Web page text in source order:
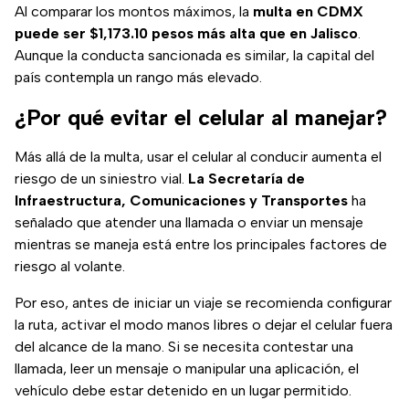
Al comparar los montos máximos, la multa en CDMX
puede ser $1,173.10 pesos más alta que en Jalisco.
Aunque la conducta sancionada es similar, la capital del
país contempla un rango más elevado.
¿Por qué evitar el celular al manejar?
Más allá de la multa, usar el celular al conducir aumenta el
riesgo de un siniestro vial. La Secretaría de
Infraestructura, Comunicaciones y Transportes ha
señalado que atender una llamada o enviar un mensaje
mientras se maneja está entre los principales factores de
riesgo al volante.
Por eso, antes de iniciar un viaje se recomienda configurar
la ruta, activar el modo manos libres o dejar el celular fuera
del alcance de la mano. Si se necesita contestar una
llamada, leer un mensaje o manipular una aplicación, el
vehículo debe estar detenido en un lugar permitido.